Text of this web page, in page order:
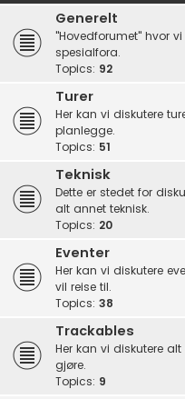
Generelt
"Hovedforumet" hvor
spesialfora.
Topics: 92
Turer
Her kan vi diskutere
planlegge.
Topics: 51
Teknisk
Dette er stedet for
alt annet teknisk.
Topics: 20
Eventer
Her kan vi diskutere
vil reise til.
Topics: 38
Trackables
Her kan vi diskutere
gjøre.
Topics: 9